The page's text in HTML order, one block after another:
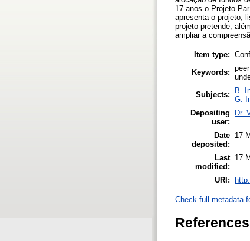
17 anos o Projeto
apresenta o projeto,
projeto pretende,
ampliar a
Item type:
Keywords:
Subjects:
B.
G.
Depositing
user:
Dr.
Date
deposited:
17
Last
modified:
17
URI:
Check full metadata
References